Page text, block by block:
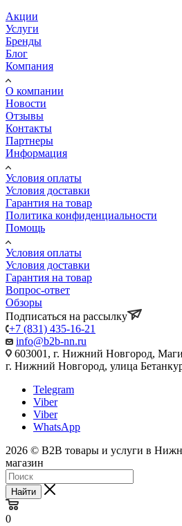
Акции
Услуги
Бренды
Блог
Компания
О компании
Новости
Отзывы
Контакты
Партнеры
Информация
Условия оплаты
Условия доставки
Гарантия на товар
Политика конфиденциальности
Помощь
Условия оплаты
Условия доставки
Гарантия на товар
Вопрос-ответ
Обзоры
Подписаться на рассылку
+7 (831) 435-16-21
info@b2b-nn.ru
603001, г. Нижний Новгород,
г. Нижний Новгород, улица
Telegram
Viber
Viber
WhatsApp
2026 © B2B товары и услуги в
магазин
Найти
0